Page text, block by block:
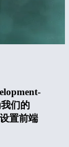
们的
置前端